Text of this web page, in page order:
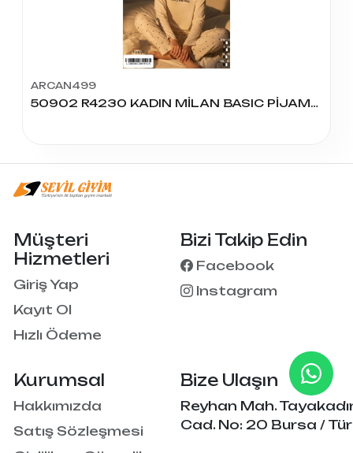
ARCAN499
50902 R4230 KADIN MİLAN BASIC PİJAMA TAKIM
Kurumsal
Hakkımızda
Satış Sözleşmesi
Müşteri
Hizmetleri
Giriş Yap
Kayıt Ol
Hızlı Ödeme
Bizi Takip Edin
Facebook
Instagram
Bize Ulaşın
Reyhan Mah.
Cad. No: 20 Bursa /